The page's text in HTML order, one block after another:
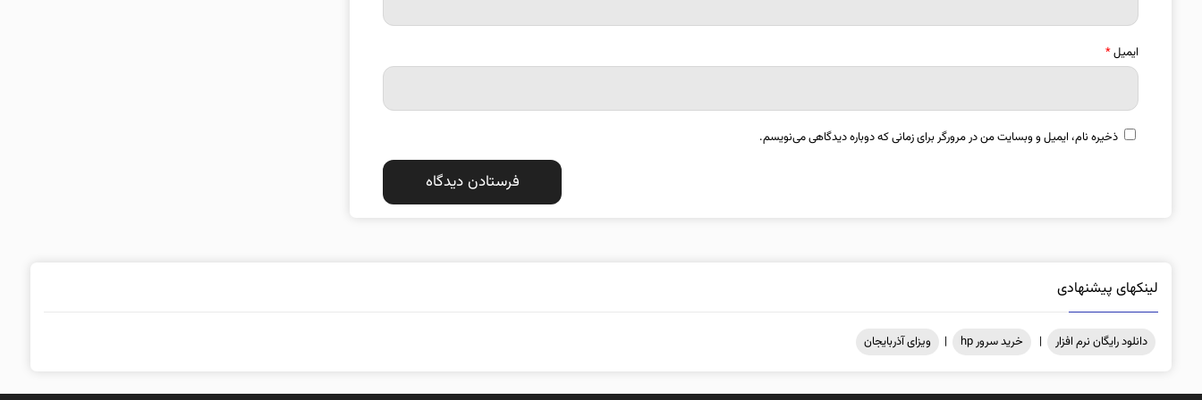
ایمیل*
ذخیره نام، ایمیل و وبسایت من در مرورگر برای زمانی که دوباره دیدگاهی می‌نویسم.
لینکهای پیشنهادی
دانلود رایگان نرم افزار | خرید سرور hp | ویزای آذربایجان